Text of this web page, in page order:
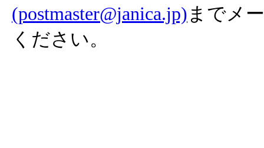
(postmaster@janica.jp) までメ
ください。